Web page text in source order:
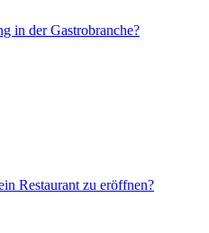
in der Gastrobranche?
Restaurant zu eröffnen?